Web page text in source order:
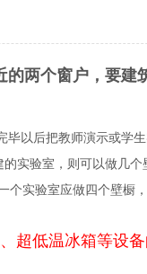
两个窗户，要建
以后把教师演示或学
实验室，则可以做几个
个实验室应做四个壁橱
超低温冰箱等设